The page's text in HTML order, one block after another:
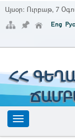
Այսօր: Ուրբաթ, 7
ՀՀ